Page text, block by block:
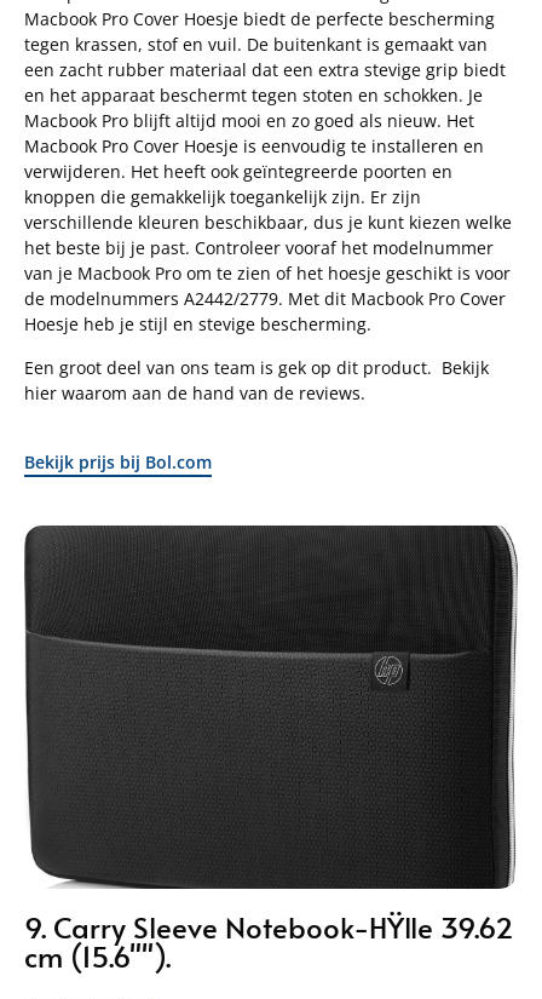
Macbook Pro Cover Hoesje biedt de perfecte bescherming
tegen krassen, stof en vuil. De buitenkant is gemaakt van
een zacht rubber materiaal dat een extra stevige grip biedt
en het apparaat beschermt tegen stoten en schokken. Je
Macbook Pro blijft altijd mooi en zo goed als nieuw. Het
Macbook Pro Cover Hoesje is eenvoudig te installeren en
verwijderen. Het heeft ook geïntegreerde poorten en
knoppen die gemakkelijk toegankelijk zijn. Er zijn
verschillende kleuren beschikbaar, dus je kunt kiezen welke
het beste bij je past. Controleer vooraf het modelnummer
van je Macbook Pro om te zien of het hoesje geschikt is voor
de modelnummers A2442/2779. Met dit Macbook Pro Cover
Hoesje heb je stijl en stevige bescherming.
Een groot deel van ons team is gek op dit product. Bekijk
hier waarom aan de hand van de reviews.
Bekijk prijs bij Bol.com
9. Carry Sleeve Notebook-HŸlle 39.62
cm (15.6"").